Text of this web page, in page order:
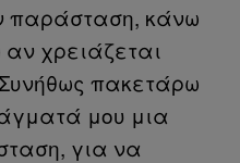
παράσταση, κάνω
χρειάζεται
πακετάρω
μου μια
για να